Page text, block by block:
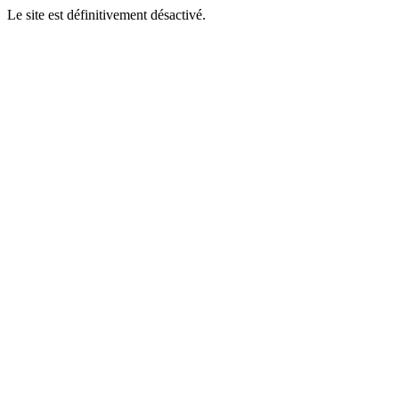
Le site est définitivement désactivé.